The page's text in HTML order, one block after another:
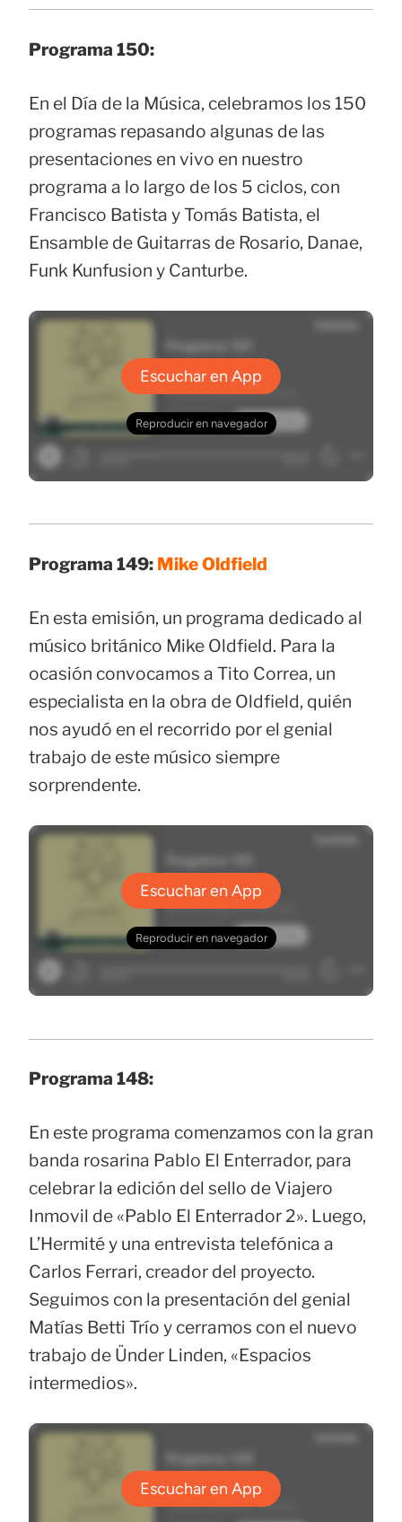
Programa 150:
En el Día de la Música, celebramos los 150
programas repasando algunas de las
presentaciones en vivo en nuestro
programa a lo largo de los 5 ciclos, con
Francisco Batista y Tomás Batista, el
Ensamble de Guitarras de Rosario, Danae,
Funk Kunfusion y Canturbe.
Programa 149: Mike Oldfield
En esta emisión, un programa dedicado al
músico británico Mike Oldfield. Para la
ocasión convocamos a Tito Correa, un
especialista en la obra de Oldfield, quién
nos ayudó en el recorrido por el genial
trabajo de este músico siempre
sorprendente.
Programa 148:
En este programa comenzamos con la gran
banda rosarina Pablo El Enterrador, para
celebrar la edición del sello de Viajero
Inmovil de «Pablo El Enterrador 2». Luego,
L’Hermité y una entrevista telefónica a
Carlos Ferrari, creador del proyecto.
Seguimos con la presentación del genial
Matías Betti Trío y cerramos con el nuevo
trabajo de Ünder Linden, «Espacios
intermedios».